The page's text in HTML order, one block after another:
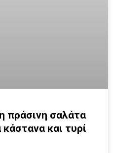
πράσινη σαλάτα
και τυρί